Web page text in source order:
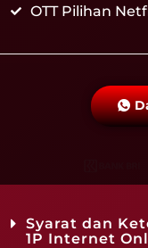
OTT Pilihan
Syarat dan
1P Internet